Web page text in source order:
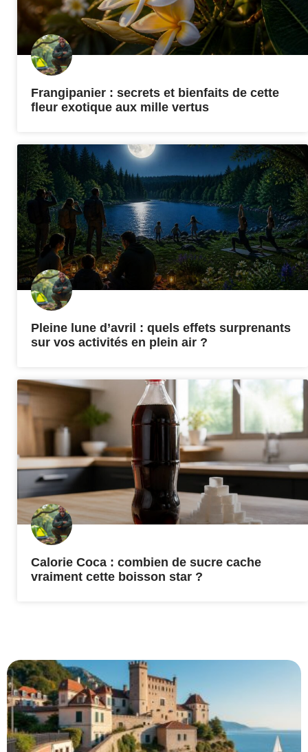
Frangipanier : secrets et bienfaits de cette
fleur exotique aux mille vertus
Pleine lune d’avril : quels effets surprenants
sur vos activités en plein air ?
Calorie Coca : combien de sucre cache
vraiment cette boisson star ?